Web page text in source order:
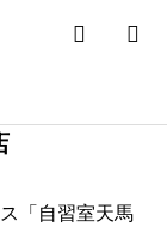
「自習室天馬